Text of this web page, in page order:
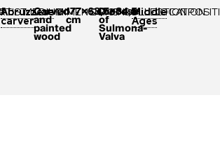
Abruzzese
carver
MEDIUM
Carved
and
painted
wood
DIMENSIONS
177×63,5×34,5
cm
ORIGIN
Diocese
of
Sulmona-
Valva
COLLECTION
Middle
Ages
LOCATION